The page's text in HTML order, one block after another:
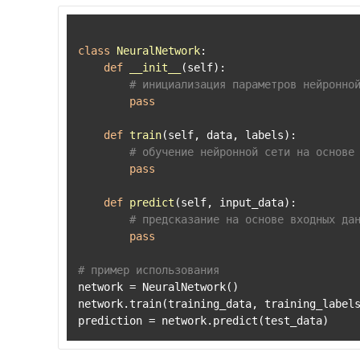
class NeuralNetwork:
def
__init__ (self):
# инициализация параметров
pass
def train(self, data, labels):
# обучение нейронной сети на
pass
def predict (self, input_data):
# предсказание на основе входных
pass
# пример использования
network = NeuralNetwork()
network.train(training_data,